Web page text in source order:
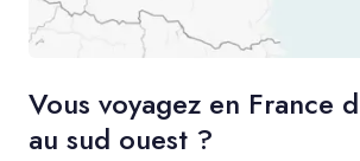
Vous voyagez en France
au sud ouest ?